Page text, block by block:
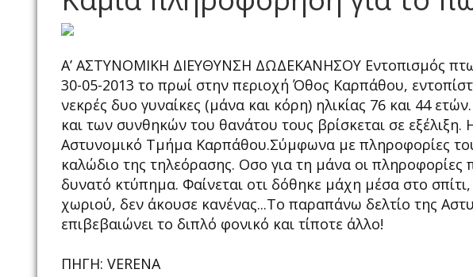
Α’ ΑΣΤΥΝΟΜΙΚΗ ΔΙΕΥΘΥΝΣΗ ΔΩΔΕΚΑΝΗΣΟΥ Εντοπισμός
30-05-2013 το πρωί στην περιοχή Όθος Καρπάθου,
νεκρές δυο γυναίκες (μάνα και κόρη) ηλικίας 76 και 44
και των συνθηκών του θανάτου τους βρίσκεται σε εξέλιξη.
Αστυνομικό Τμήμα Καρπάθου.Σύμφωνα με πληροφορίες
καλώδιο της τηλεόρασης. Οσο για τη μάνα οι πληροφορίες
δυνατό κτύπημα. Φαίνεται οτι δόθηκε μάχη μέσα στο
χωριού, δεν άκουσε κανένας...Το παραπάνω δελτίο της
επιβεβαιώνει το διπλό φονικό και τίποτε άλλο!
ΠΗΓΗ: VERENA